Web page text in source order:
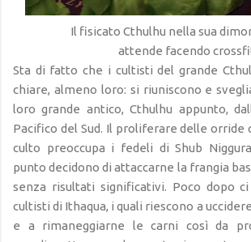
Il fisicato Cthulhu nella sua
attende facendo
Sta di fatto che i cultisti del grande
chiare, almeno loro: si riuniscono e
loro grande antico, Cthulhu appunto,
Pacifico del Sud. Il proliferare delle orride
culto preoccupa i fedeli di Shub
punto decidono di attaccarne la frangia
senza risultati significativi. Poco dopo
cultisti di Ithaqua, i quali riescono a
e a rimaneggiarne le carni così da